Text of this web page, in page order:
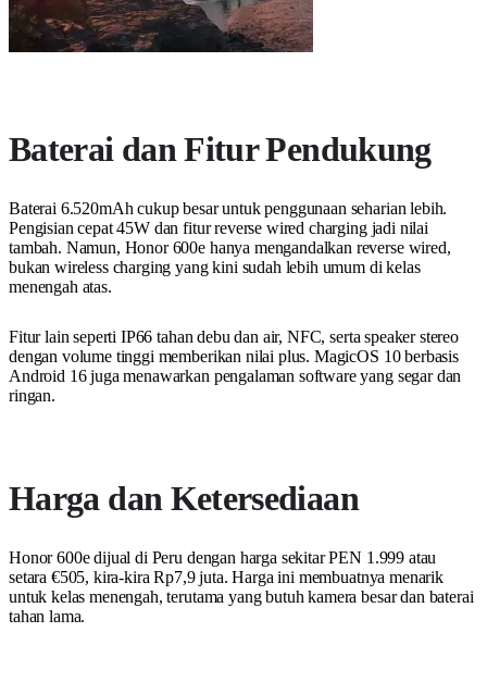
Baterai dan Fitur Pendukung
Baterai 6.520mAh cukup besar untuk penggunaan seharian lebih.
Pengisian cepat 45W dan fitur reverse wired charging jadi nilai
tambah. Namun, Honor 600e hanya mengandalkan reverse wired,
bukan wireless charging yang kini sudah lebih umum di kelas
menengah atas.
Fitur lain seperti IP66 tahan debu dan air, NFC, serta speaker stereo
dengan volume tinggi memberikan nilai plus. MagicOS 10 berbasis
Android 16 juga menawarkan pengalaman software yang segar dan
ringan.
Harga dan Ketersediaan
Honor 600e dijual di Peru dengan harga sekitar PEN 1.999 atau
setara €505, kira-kira Rp7,9 juta. Harga ini membuatnya menarik
untuk kelas menengah, terutama yang butuh kamera besar dan baterai
tahan lama.